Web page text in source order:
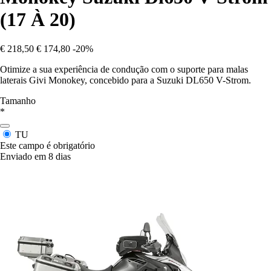
(17 À 20)
€ 218,50 € 174,80 -20%
Otimize a sua experiência de condução com o suporte para malas
laterais Givi Monokey, concebido para a Suzuki DL650 V-Strom.
Tamanho
*
TU
Este campo é obrigatório
Enviado em 8 dias